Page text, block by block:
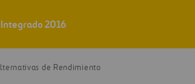
de Rendimiento